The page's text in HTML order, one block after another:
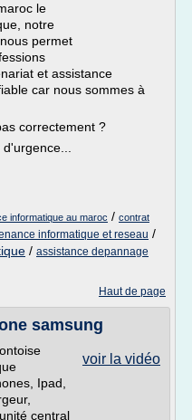
le
notre
permet
et assistance
car nous sommes à
correctement ?
informatique au maroc / contrat
informatique et reseau /
/ assistance depannage
Haut de page
samsung
voir la vidéo
Ipad,
central